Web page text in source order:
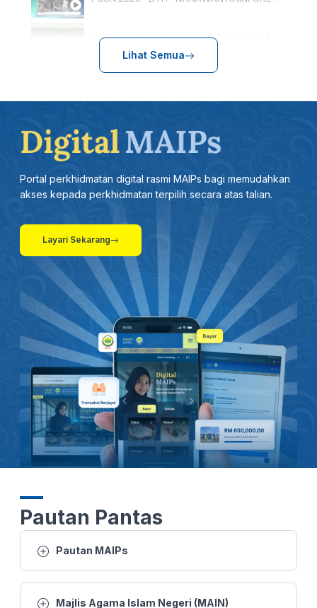
19 APRIL 2026 - BERITA SEMASA 3
31 MAC 2026 -BTH- KEUSAHAWANAN DIGITAL: 25 ASNAF DIBIMBING PUSAT KECEMERLANGAN PENDIDIKAN FAIZUDDIN
26 MAC 2026 - BERITA PERDANA- SOLAT SUNAT AL-ISTISQA' RAJA PERLIS BERSAMA HAMPIR 1,000 JEMAAH TUNAI
26 MAC 2026 -BTH- SUSULAN KEMARAU DAN CUACA PANAS: 1,000 JEMAAH TUNAIKAN SOLAT AL-ISTISQA DI PERLIS
25 MAC 2026 - BERITA WILAYAH - WILAYAH UTARA
21 MAC 2026 - BTH- AIDILFITRI RAJA PERLIS SOLAT SUNAT AIDILFITRI DI DATARAN ISTIADAT
Lihat Semua
Portal perkhidmatan digital rasmi MAIPs bagi memudahkan
akses kepada perkhidmatan terpilih secara atas talian.
Layari Sekarang
Pautan Pantas
Pautan MAIPs
Majlis Agama Islam Negeri (MAIN)